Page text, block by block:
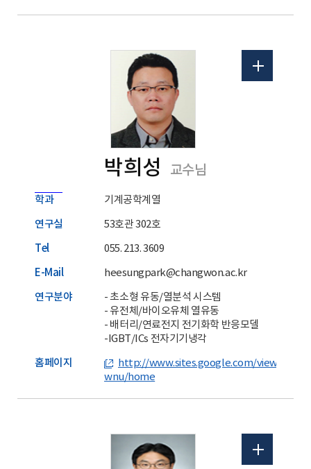
박희성 교수님
학과 기계공학계열
연구실 53호관 302호
Tel 055. 213. 3609
E-Mail heesungpark@changwon.ac.kr
연구분야
- 초소형 유동/열분석 시스템
- 유전체/바이오유체 열유동
- 배터리/연료전지 전기화학 반응모델
-IGBT/ICs 전자기기냉각
홈페이지
http://www.sites.google.com/view/
wnu/home